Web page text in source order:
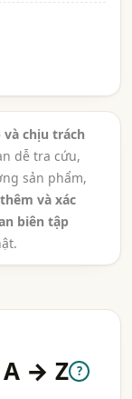
chịu trách
dễ tra cứu,
sản phẩm,
và xác
biên tập
→ Z ?